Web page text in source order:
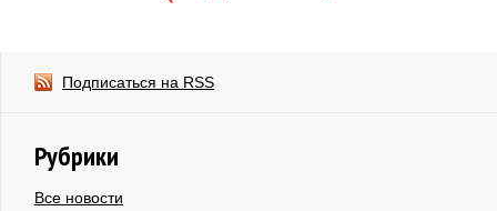
Подписаться на RSS
Рубрики
Все новости